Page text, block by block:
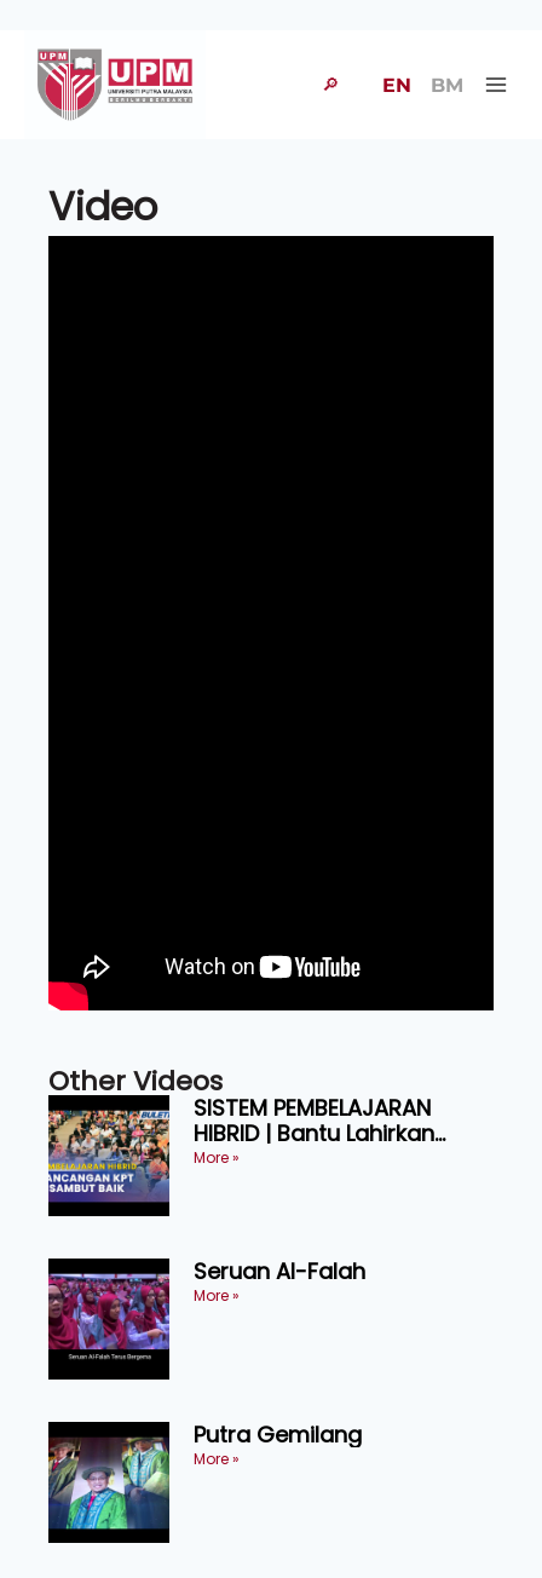
🔎 EN BM
Video
Other Videos
SISTEM PEMBELAJARAN
HIBRID | Bantu Lahirkan
Graduan Cekap, Berdaya
More »
Seruan Al-Falah
More »
Putra Gemilang
More »